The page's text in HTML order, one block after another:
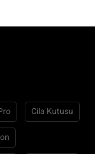
Cila Kutusu